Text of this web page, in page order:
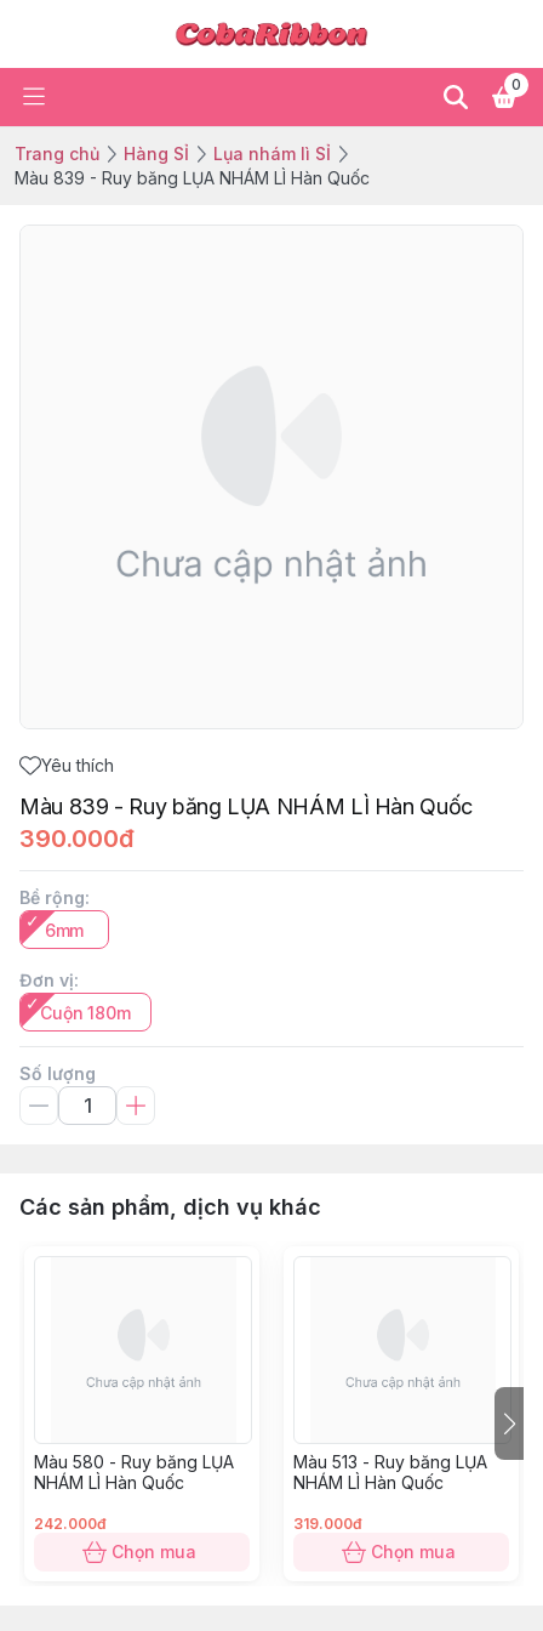
0
Trang chủ Hàng SỈ
Lụa nhám lì SỈ
Màu 839 - Ruy băng LỤA NHÁM LÌ Hàn Quốc
Yêu thích
Màu 839 - Ruy băng LỤA NHÁM LÌ Hàn Quốc
390.000đ
Bề rộng:
6mm
Đơn vị:
Cuộn 180m
Số lượng
Các sản phẩm, dịch vụ khác
Màu 580 - Ruy băng LỤA
NHÁM LÌ Hàn Quốc
242.000đ
Chọn mua
Màu 513 - Ruy băng LỤA
NHÁM LÌ Hàn Quốc
319.000đ
Chọn mua